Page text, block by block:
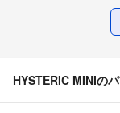
HYSTERIC MINIの